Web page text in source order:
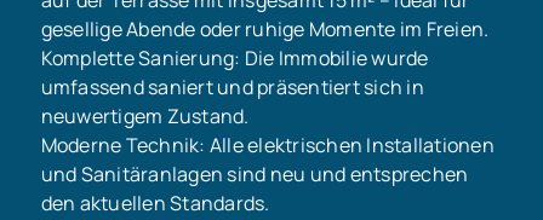
gesellige Abende oder ruhige Momente im Freien.
Komplette Sanierung: Die Immobilie wurde
umfassend saniert und präsentiert sich in
neuwertigem Zustand.
Moderne Technik: Alle elektrischen Installationen
und Sanitäranlagen sind neu und entsprechen
den aktuellen Standards.